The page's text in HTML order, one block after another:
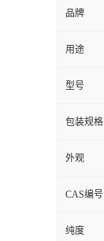
品牌
用途
型号
包装规格
外观
CAS编号
纯度